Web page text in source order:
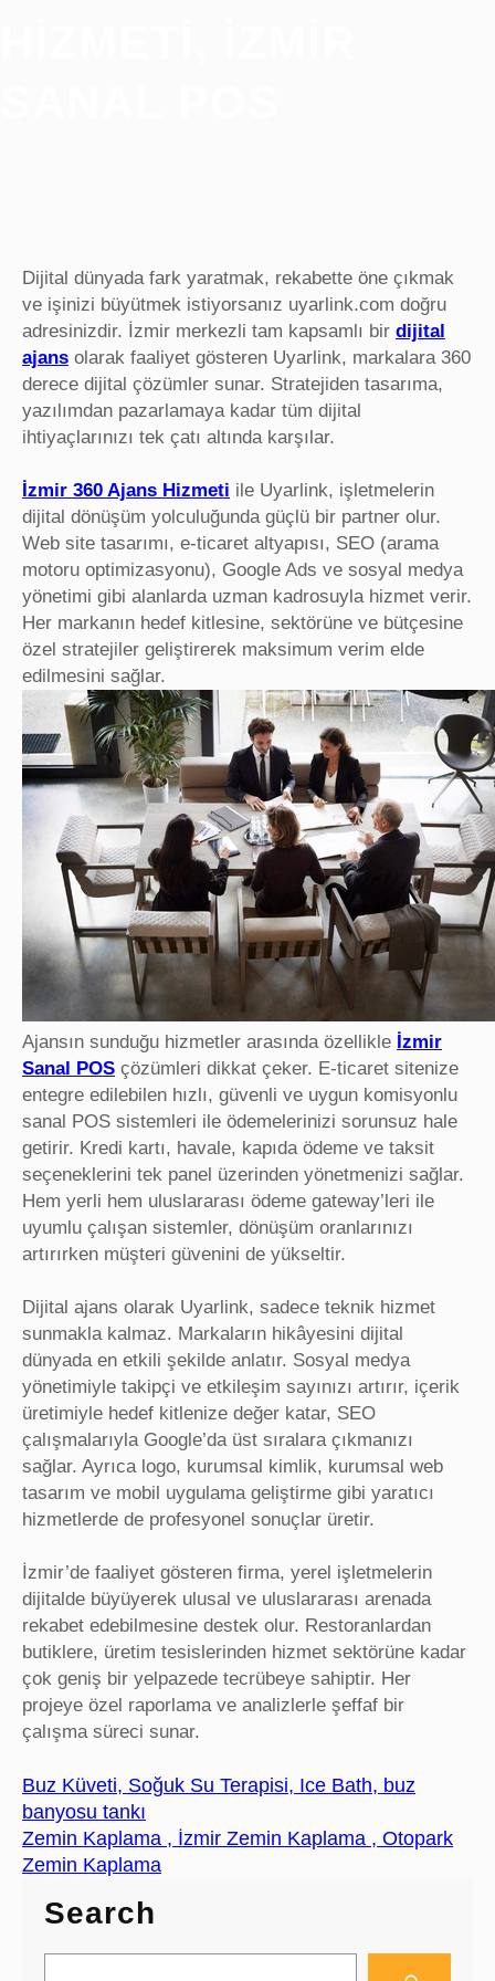
Dijital dünyada fark yaratmak, rekabette öne çıkmak
ve işinizi büyütmek istiyorsanız uyarlink.com doğru
adresinizdir. İzmir merkezli tam kapsamlı bir dijital
ajans olarak faaliyet gösteren Uyarlink, markalara 360
derece dijital çözümler sunar. Stratejiden tasarıma,
yazılımdan pazarlamaya kadar tüm dijital
ihtiyaçlarınızı tek çatı altında karşılar.
İzmir 360 Ajans Hizmeti ile Uyarlink, işletmelerin
dijital dönüşüm yolculuğunda güçlü bir partner olur.
Web site tasarımı, e-ticaret altyapısı, SEO (arama
motoru optimizasyonu), Google Ads ve sosyal medya
yönetimi gibi alanlarda uzman kadrosuyla hizmet verir.
Her markanın hedef kitlesine, sektörüne ve bütçesine
özel stratejiler geliştirerek maksimum verim elde
edilmesini sağlar.
Ajansın sunduğu hizmetler arasında özellikle İzmir
Sanal POS çözümleri dikkat çeker. E-ticaret sitenize
entegre edilebilen hızlı, güvenli ve uygun komisyonlu
sanal POS sistemleri ile ödemelerinizi sorunsuz hale
getirir. Kredi kartı, havale, kapıda ödeme ve taksit
seçeneklerini tek panel üzerinden yönetmenizi sağlar.
Hem yerli hem uluslararası ödeme gateway’leri ile
uyumlu çalışan sistemler, dönüşüm oranlarınızı
artırırken müşteri güvenini de yükseltir.
Dijital ajans olarak Uyarlink, sadece teknik hizmet
sunmakla kalmaz. Markaların hikâyesini dijital
dünyada en etkili şekilde anlatır. Sosyal medya
yönetimiyle takipçi ve etkileşim sayınızı artırır, içerik
üretimiyle hedef kitlenize değer katar, SEO
çalışmalarıyla Google’da üst sıralara çıkmanızı
sağlar. Ayrıca logo, kurumsal kimlik, kurumsal web
tasarım ve mobil uygulama geliştirme gibi yaratıcı
hizmetlerde de profesyonel sonuçlar üretir.
İzmir’de faaliyet gösteren firma, yerel işletmelerin
dijitalde büyüyerek ulusal ve uluslararası arenada
rekabet edebilmesine destek olur. Restoranlardan
butiklere, üretim tesislerinden hizmet sektörüne kadar
çok geniş bir yelpazede tecrübeye sahiptir. Her
projeye özel raporlama ve analizlerle şeffaf bir
çalışma süreci sunar.
Buz Küveti, Soğuk Su Terapisi, Ice Bath, buz
banyosu tankı
Zemin Kaplama , İzmir Zemin Kaplama , Otopark
Zemin Kaplama
Search